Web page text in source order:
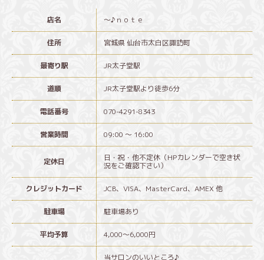
店名 ～♪ｎｏｔｅ
住所 宮城県 仙台市太白区諏訪町
最寄り駅 JR太子堂駅
道順 JR太子堂駅より徒歩6分
電話番号 070-4291-8343
営業時間 09:00 ～ 16:00
定休日
日・祝・他不定休（HPカレンダーで空き状
況をご確認下さい）
クレジットカード JCB、VISA、MasterCard、AMEX 他
駐車場 駐車場あり
平均予算 4,000～6,000円
当サロンのいいところ♪